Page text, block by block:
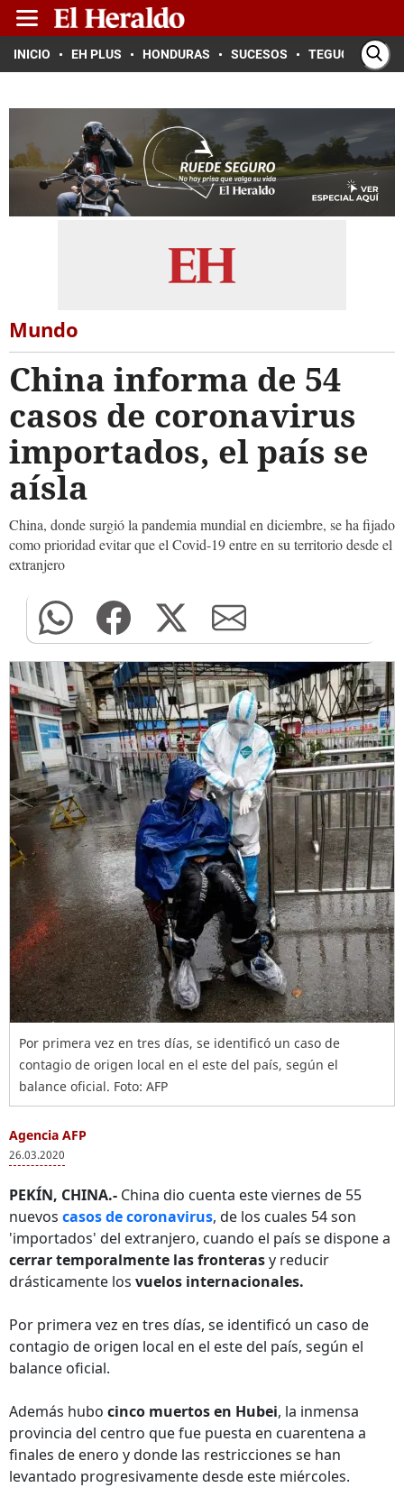
INICIO EH PLUS HONDURAS SUCESOS TEGUCIGALPA
Mundo
China informa de 54
casos de coronavirus
importados, el país se
aísla
China, donde surgió la pandemia mundial en diciembre, se ha fijado
como prioridad evitar que el Covid-19 entre en su territorio desde el
extranjero
Por primera vez en tres días, se identificó un caso de
contagio de origen local en el este del país, según el
balance oficial. Foto: AFP
Agencia AFP
26.03.2020
PEKÍN, CHINA.- China dio cuenta este viernes de 55
nuevos casos de coronavirus, de los cuales 54 son
'importados' del extranjero, cuando el país se dispone a
cerrar temporalmente las fronterasy reducir
drásticamente los vuelos internacionales.
Por primera vez en tres días, se identificó un caso de
contagio de origen local en el este del país, según el
balance oficial.
Además hubo cinco muertos en Hubei, la inmensa
provincia del centro que fue puesta en cuarentena a
finales de enero y donde las restricciones se han
levantado progresivamente desde este miércoles.